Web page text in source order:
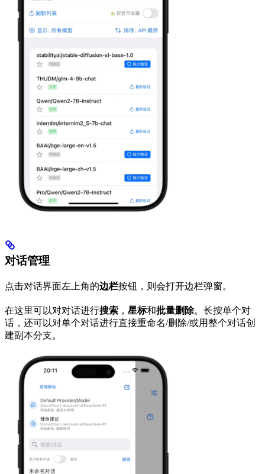
对话管理
点击对话界面左上角的边栏按钮，则会打开边栏弹窗。
在这里可以对对话进行搜索 ， 星标和批量删除。长按单个对
话，还可以对单个对话进行直接重命名/删除/或用整个对话创
建副本分支。